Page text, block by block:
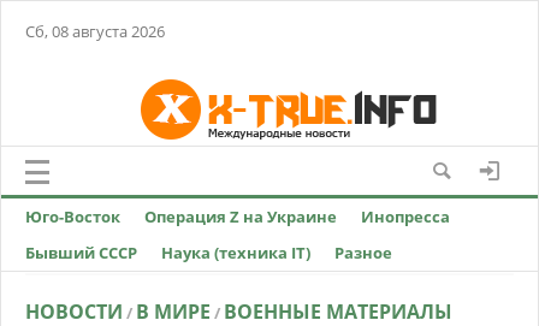
Сб, 08 августа 2026
Юго-Восток Операция Z на Украине
Инопресса
Бывший СССР
Наука (техника IT) Разное
НОВОСТИ / В МИРЕ / ВОЕННЫЕ МАТЕРИАЛЫ